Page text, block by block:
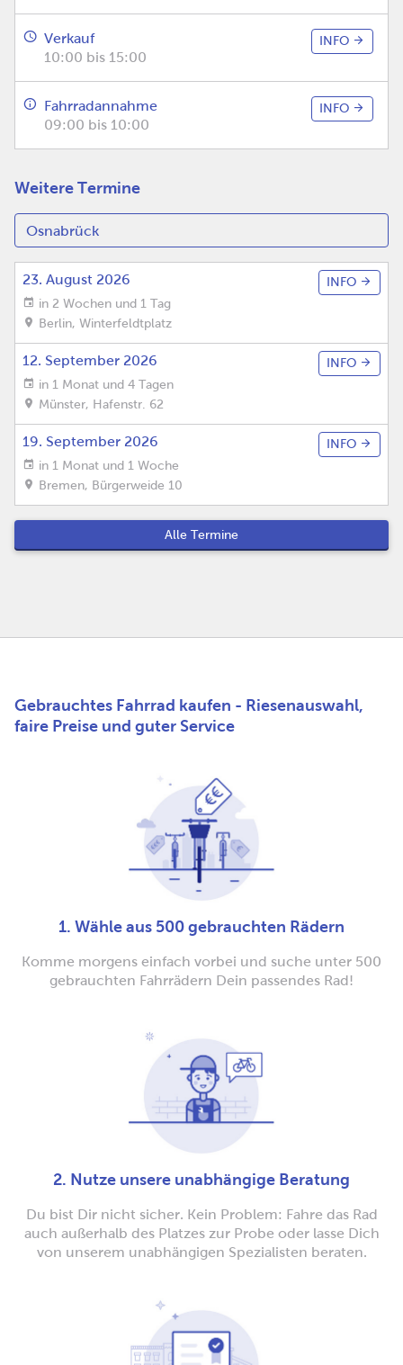
Verkauf
10:00 bis 15:00
INFO
Fahrradannahme
09:00 bis 10:00
INFO
Weitere Termine
23. August 2026
in 2 Wochen und 1 Tag
Berlin, Winterfeldtplatz
INFO
12. September 2026
in 1 Monat und 4 Tagen
Münster, Hafenstr. 62
INFO
19. September 2026
in 1 Monat und 1 Woche
Bremen, Bürgerweide 10
INFO
Alle Termine
Gebrauchtes Fahrrad kaufen - Riesenauswahl,
faire Preise und guter Service
1. Wähle aus 500 gebrauchten Rädern
Komme morgens einfach vorbei und suche unter 500
gebrauchten Fahrrädern Dein passendes Rad!
2. Nutze unsere unabhängige Beratung
Du bist Dir nicht sicher. Kein Problem: Fahre das Rad
auch außerhalb des Platzes zur Probe oder lasse Dich
von unserem unabhängigen Spezialisten beraten.